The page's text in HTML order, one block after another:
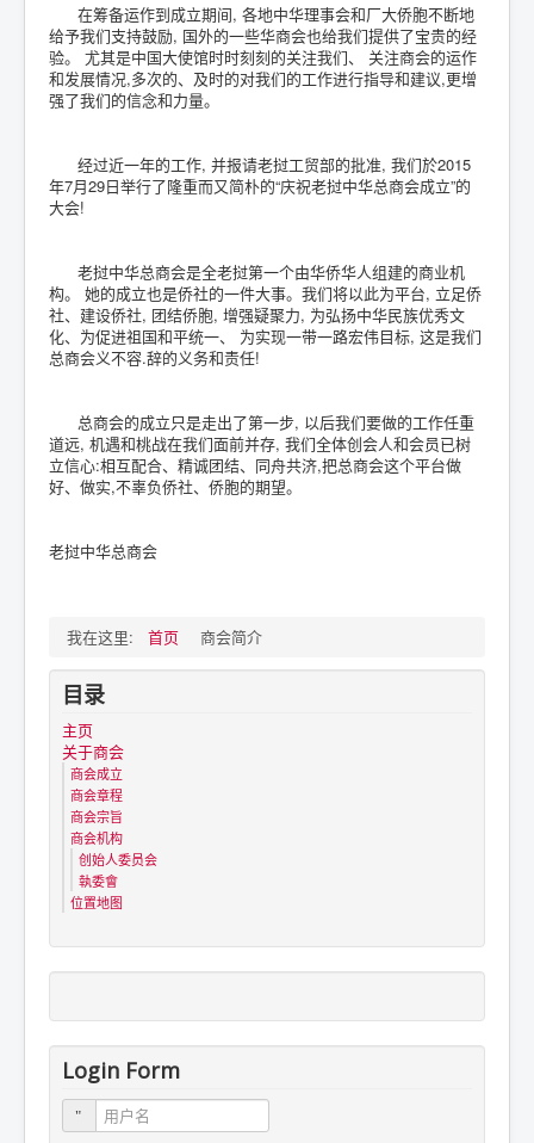
在筹备运作到成立期间, 各地中华理事会和厂大侨胞不断地
给予我们支持鼓励, 国外的一些华商会也给我们提供了宝贵的经
验。 尤其是中国大使馆时时刻刻的关注我们、 关注商会的运作
和发展情况,多次的、及时的对我们的工作进行指导和建议,更增
强了我们的信念和力量。
经过近一年的工作, 并报请老挝工贸部的批准, 我们於2015
年7月29日举行了隆重而又简朴的“庆祝老挝中华总商会成立”的
大会!
老挝中华总商会是全老挝第一个由华侨华人组建的商业机
构。 她的成立也是侨社的一件大事。我们将以此为平台, 立足侨
社、建设侨社, 团结侨胞, 增强疑聚力, 为弘扬中华民族优秀文
化、为促进祖国和平统一、 为实现一带一路宏伟目标, 这是我们
总商会义不容.辞的义务和责任!
总商会的成立只是走出了第一步, 以后我们要做的工作任重
道远, 机遇和桃战在我们面前并存, 我们全体创会人和会员已树
立信心:相互配合、精诚团结、同舟共济,把总商会这个平台做
好、做实,不辜负侨社、侨胞的期望。
老挝中华总商会
我在这里: 首页 商会简介
目录
主页
关于商会
商会成立
商会章程
商会宗旨
商会机构
创始人委员会
執委會
位置地图
Login Form
用户名